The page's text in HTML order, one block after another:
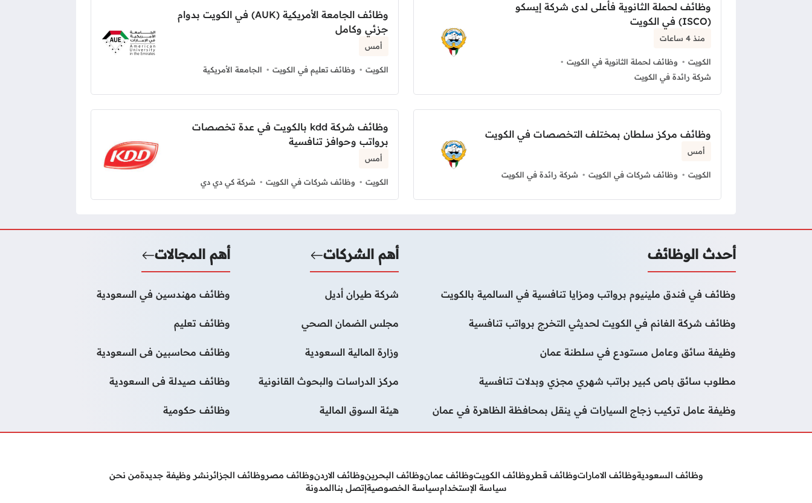
وظائف لحملة الثانوية فأعلى لدى شركة إيسكو
(ISCO) في الكويت
منذ 4 ساعات
الكويت
وظائف لحملة الثانوية في الكويت
شركة رائدة في الكويت
وظائف الجامعة الأمريكية (AUK) في الكويت بدوام
جزئي وكامل
أمس
الكويت وظائف تعليم في الكويت الجامعة الأمريكية
وظائف مركز سلطان بمختلف التخصصات في الكويت
أمس
الكويت وظائف شركات في الكويت شركة رائدة في الكويت
وظائف شركة kdd بالكويت في عدة تخصصات
برواتب وحوافز تنافسية
أمس
الكويت وظائف شركات في الكويت شركة كي دي دي
أحدث الوظائف
وظائف في فندق ملينيوم برواتب ومزايا تنافسية في السالمية بالكويت
وظائف شركة الغانم في الكويت لحديثي التخرج برواتب تنافسية
وظيفة سائق وعامل مستودع في سلطنة عمان
مطلوب سائق باص كبير براتب شهري مجزي وبدلات تنافسية
وظيفة عامل تركيب زجاج السيارات في ينقل بمحافظة الظاهرة في عمان
أهم الشركات
شركة طيران أديل
مجلس الضمان الصحي
وزارة المالية السعودية
مركز الدراسات والبحوث القانونية
هيئة السوق المالية
أهم المجالات
وظائف مهندسين في السعودية
وظائف تعليم
وظائف محاسبين فى السعودية
وظائف صيدلة فى السعودية
وظائف حكومية
وظائف السعوديةوظائف الاماراتوظائف قطروظائف الكويتوظائف عمانوظائف البحرينوظائف الاردنوظائف مصروظائف الجزائرنشر وظيفة جديدةمن نحن
سياسة الإستخدامسياسة الخصوصيةإتصل بناالمدونة